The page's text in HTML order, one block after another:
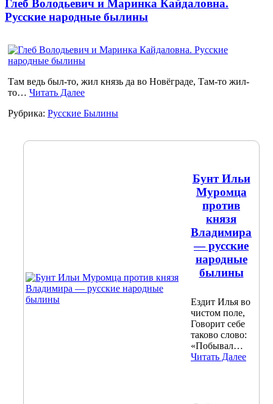
Глеб Володьевич и Маринка Кайдаловна.
Русские народные былины
Там ведь был-то, жил князь да во Новёграде, Там-то жил-
то… Читать Далее
Рубрика: Русские Былины
Бунт Ильи
Муромца
против
князя
Владимира
— русские
народные
былины
Ездит Илья во
чистом поле,
Говорит себе
таково слово:
«Побывал…
Читать Далее